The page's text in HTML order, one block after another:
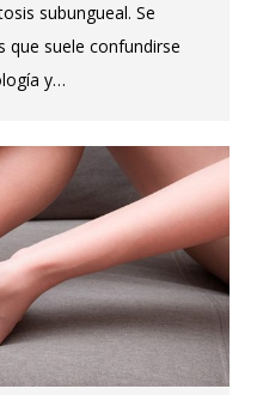
subungueal. Se
que suele confundirse
y…